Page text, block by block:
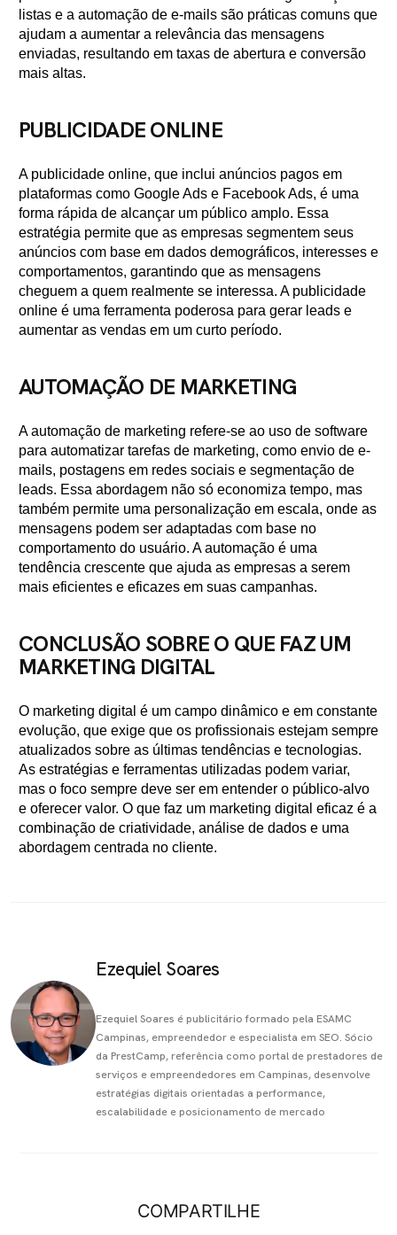
listas e a automação de e-mails são práticas comuns que
ajudam a aumentar a relevância das mensagens
enviadas, resultando em taxas de abertura e conversão
mais altas.
PUBLICIDADE ONLINE
A publicidade online, que inclui anúncios pagos em
plataformas como Google Ads e Facebook Ads, é uma
forma rápida de alcançar um público amplo. Essa
estratégia permite que as empresas segmentem seus
anúncios com base em dados demográficos, interesses e
comportamentos, garantindo que as mensagens
cheguem a quem realmente se interessa. A publicidade
online é uma ferramenta poderosa para gerar leads e
aumentar as vendas em um curto período.
AUTOMAÇÃO DE MARKETING
A automação de marketing refere-se ao uso de software
para automatizar tarefas de marketing, como envio de e-
mails, postagens em redes sociais e segmentação de
leads. Essa abordagem não só economiza tempo, mas
também permite uma personalização em escala, onde as
mensagens podem ser adaptadas com base no
comportamento do usuário. A automação é uma
tendência crescente que ajuda as empresas a serem
mais eficientes e eficazes em suas campanhas.
CONCLUSÃO SOBRE O QUE FAZ UM
MARKETING DIGITAL
O marketing digital é um campo dinâmico e em constante
evolução, que exige que os profissionais estejam sempre
atualizados sobre as últimas tendências e tecnologias.
As estratégias e ferramentas utilizadas podem variar,
mas o foco sempre deve ser em entender o público-alvo
e oferecer valor. O que faz um marketing digital eficaz é a
combinação de criatividade, análise de dados e uma
abordagem centrada no cliente.
Ezequiel Soares
Ezequiel Soares é publicitário formado pela ESAMC
Campinas, empreendedor e especialista em SEO. Sócio
da PrestCamp, referência como portal de prestadores de
serviços e empreendedores em Campinas, desenvolve
estratégias digitais orientadas a performance,
escalabilidade e posicionamento de mercado
COMPARTILHE